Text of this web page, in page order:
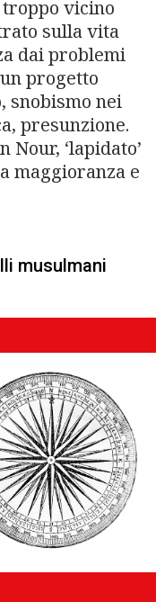
troppo vicino
sulla vita
dai problemi
progetto
snobismo nei
presunzione.
Nour, ‘lapidato’
maggioranza e
musulmani